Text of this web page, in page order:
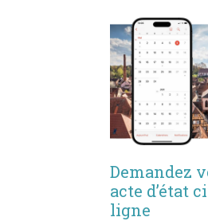
Demandez
acte d’état
ligne